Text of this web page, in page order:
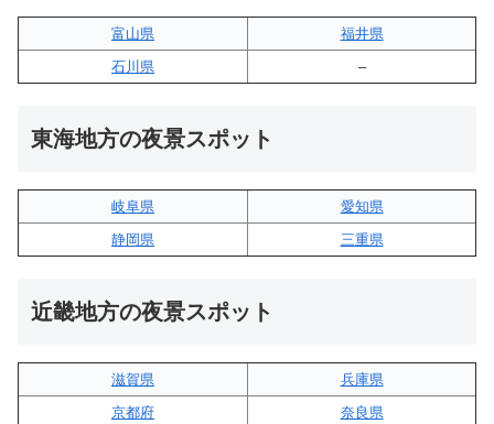
富山県
福井県
石川県
–
東海地方の夜景スポット
岐阜県
愛知県
静岡県
三重県
近畿地方の夜景スポット
滋賀県
兵庫県
京都府
奈良県